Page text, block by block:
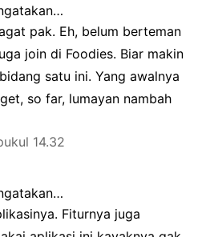
pak. Eh, belum berteman
join di Foodies. Biar makin
satu ini. Yang awalnya
so far, lumayan nambah
14.32
Fiturnya juga